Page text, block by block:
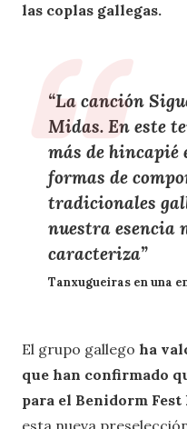
las coplas gallegas.
“La canción
Midas. En este
más de hincapié
formas de
tradicionales
nuestra esencia
caracteriza”
Tanxugueiras en una
El grupo gallego ha
que han confirmado
para el Benidorm
esta nueva